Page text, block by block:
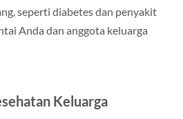
seperti diabetes dan penyakit
Anda dan anggota keluarga
Keluarga